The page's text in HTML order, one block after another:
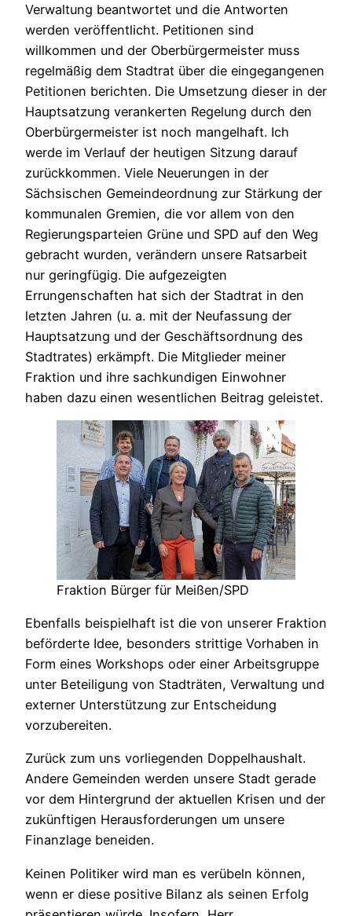
Verwaltung beantwortet und die Antworten
werden veröffentlicht. Petitionen sind
willkommen und der Oberbürgermeister muss
regelmäßig dem Stadtrat über die eingegangenen
Petitionen berichten. Die Umsetzung dieser in der
Hauptsatzung verankerten Regelung durch den
Oberbürgermeister ist noch mangelhaft. Ich
werde im Verlauf der heutigen Sitzung darauf
zurückkommen. Viele Neuerungen in der
Sächsischen Gemeindeordnung zur Stärkung der
kommunalen Gremien, die vor allem von den
Regierungsparteien Grüne und SPD auf den Weg
gebracht wurden, verändern unsere Ratsarbeit
nur geringfügig. Die aufgezeigten
Errungenschaften hat sich der Stadtrat in den
letzten Jahren (u. a. mit der Neufassung der
Hauptsatzung und der Geschäftsordnung des
Stadtrates) erkämpft. Die Mitglieder meiner
Fraktion und ihre sachkundigen Einwohner
haben dazu einen wesentlichen Beitrag geleistet.
Fraktion Bürger für Meißen/SPD
Ebenfalls beispielhaft ist die von unserer Fraktion
beförderte Idee, besonders strittige Vorhaben in
Form eines Workshops oder einer Arbeitsgruppe
unter Beteiligung von Stadträten, Verwaltung und
externer Unterstützung zur Entscheidung
vorzubereiten.
Zurück zum uns vorliegenden Doppelhaushalt.
Andere Gemeinden werden unsere Stadt gerade
vor dem Hintergrund der aktuellen Krisen und der
zukünftigen Herausforderungen um unsere
Finanzlage beneiden.
Keinen Politiker wird man es verübeln können,
wenn er diese positive Bilanz als seinen Erfolg